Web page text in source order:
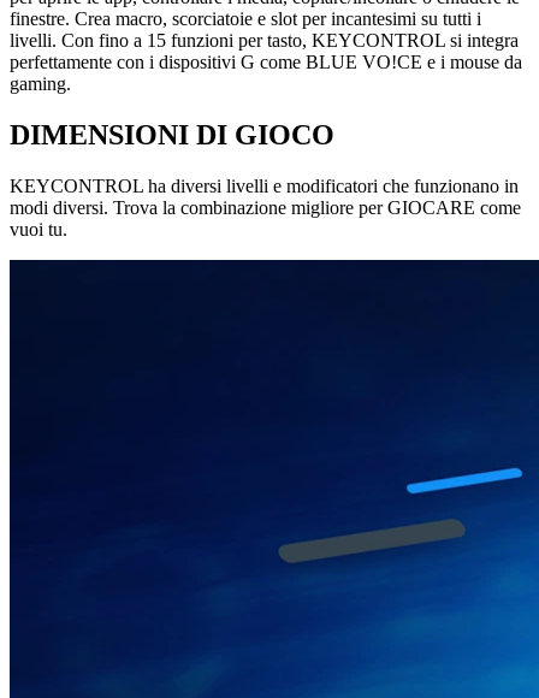
finestre. Crea macro, scorciatoie e slot per incantesimi su tutti i
livelli. Con fino a 15 funzioni per tasto, KEYCONTROL si integra
perfettamente con i dispositivi G come BLUE VO!CE e i mouse da
gaming.
DIMENSIONI DI GIOCO
KEYCONTROL ha diversi livelli e modificatori che funzionano in
modi diversi. Trova la combinazione migliore per GIOCARE come
vuoi tu.